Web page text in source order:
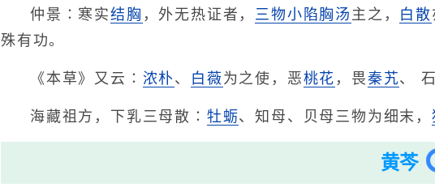
仲景∶寒实结胸 ，外无热证者， 三物小陷胸汤 主之， 白散
殊有功。
《本草》又云∶ 浓朴、 白薇 为之使，恶桃花 ，畏秦艽、 石
海藏祖方，下乳三母散∶ 牡蛎、知母、贝母三物为细末，
黄芩